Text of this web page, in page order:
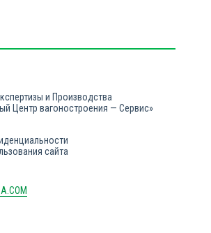
и Производства
Центр вагоностроения — Сервис»
сайта